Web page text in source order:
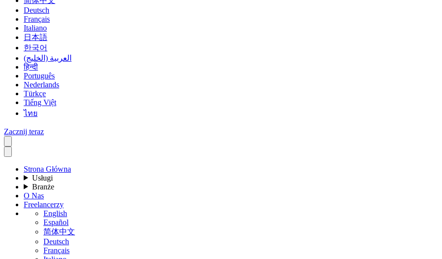
Deutsch
Français
Italiano
日本語
한국어
العربية (الخليج)
हिन्दी
Português
Nederlands
Türkçe
Tiếng Việt
ไทย
Zacznij teraz
Strona Główna
Usługi
Branże
O Nas
Freelancerzy
English
Español
简体中文
Deutsch
Français